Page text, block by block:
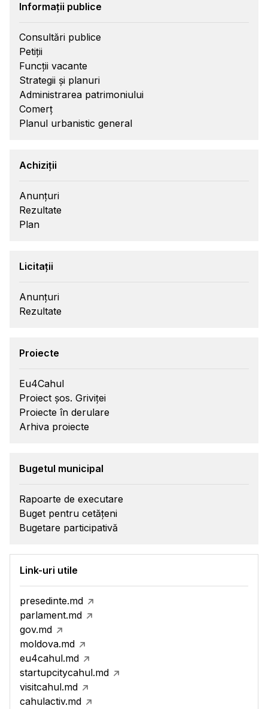
Informații publice
Consultări publice
Petiții
Funcții vacante
Strategii și planuri
Administrarea patrimoniului
Comerț
Planul urbanistic general
Achiziții
Anunțuri
Rezultate
Plan
Licitații
Anunțuri
Rezultate
Proiecte
Eu4Cahul
Proiect șos. Griviței
Proiecte în derulare
Arhiva proiecte
Bugetul municipal
Rapoarte de executare
Buget pentru cetățeni
Bugetare participativă
Link-uri utile
presedinte.md
parlament.md
gov.md
moldova.md
eu4cahul.md
startupcitycahul.md
visitcahul.md
cahulactiv.md